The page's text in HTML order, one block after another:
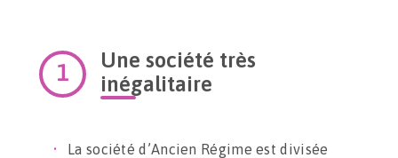
Une société très
inégalitaire
La société d’Ancien Régime est divisée